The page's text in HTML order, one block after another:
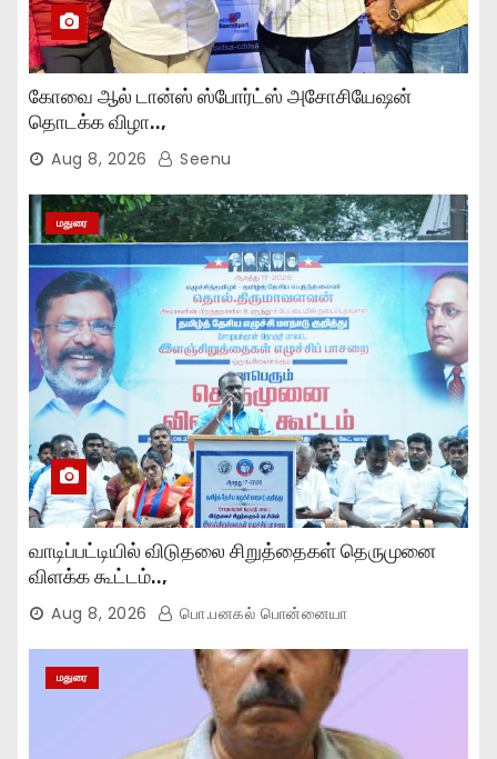
கோவை ஆல் டான்ஸ் ஸ்போர்ட்ஸ் அசோசியேஷன்
தொடக்க விழா..,
Aug 8, 2026 Seenu
மதுரை
வாடிப்பட்டியில் விடுதலை சிறுத்தைகள் தெருமுனை
விளக்க கூட்டம்..,
Aug 8, 2026 பொ.பனகல் பொன்னையா
மதுரை